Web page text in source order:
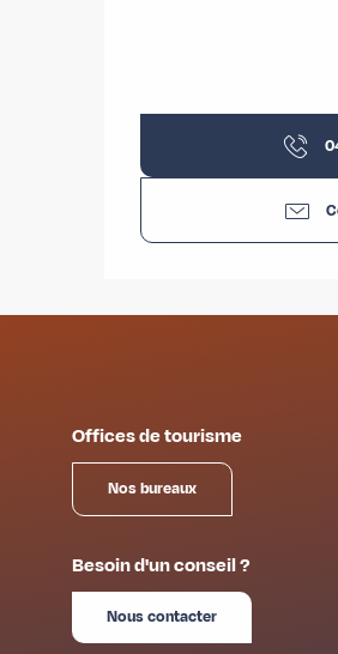
Offices de tourisme
Nos bureaux
Besoin d'un conseil ?
Nous contacter